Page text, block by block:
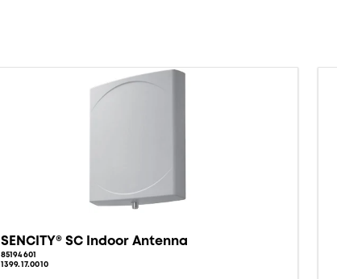
SENCITY® SC Indoor Antenna
85194601
1399.17.0010